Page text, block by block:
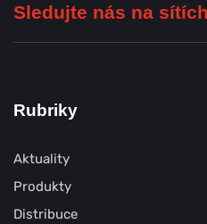
Sledujte nás na
Rubriky
Aktuality
Produkty
Distribuce